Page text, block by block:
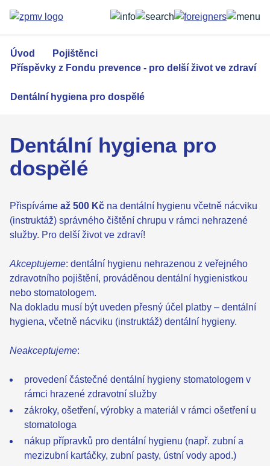
obsahu
Úvod
Pojištěnci
Příspěvky z Fondu prevence - pro delší život ve zdraví
Dentální hygiena pro dospělé
Dentální hygiena pro
dospělé
Přispíváme až 500 Kč na dentální hygienu včetně nácviku
(instruktáž) správného čištění chrupu v rámci nehrazené
služby. Pro delší život ve zdraví!
Akceptujeme: dentální hygienu nehrazenou z veřejného
zdravotního pojištění, prováděnou dentální hygienistkou
nebo stomatologem.
Na dokladu musí být uveden přesný účel platby – dentální
hygiena, včetně nácviku (instruktáž) dentální hygieny.
Neakceptujeme:
provedení částečné dentální hygieny stomatologem v
rámci hrazené zdravotní služby
zákroky, ošetření, výrobky a materiál v rámci ošetření u
stomatologa
nákup přípravků pro dentální hygienu (např. zubní a
mezizubní kartáčky, zubní pasty, ústní vody apod.)